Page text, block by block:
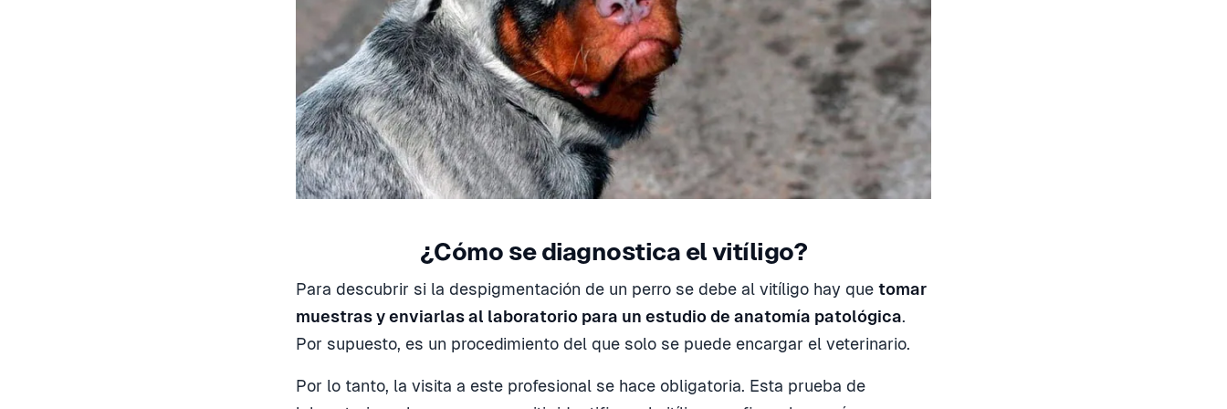
¿Cómo se diagnostica el vitíligo?
Para descubrir si la despigmentación de un perro se debe al vitíligo hay que tomar
muestras y enviarlas al laboratorio para un estudio de anatomía patológica.
Por supuesto, es un procedimiento del que solo se puede encargar el veterinario.
Por lo tanto, la visita a este profesional se hace obligatoria. Esta prueba de